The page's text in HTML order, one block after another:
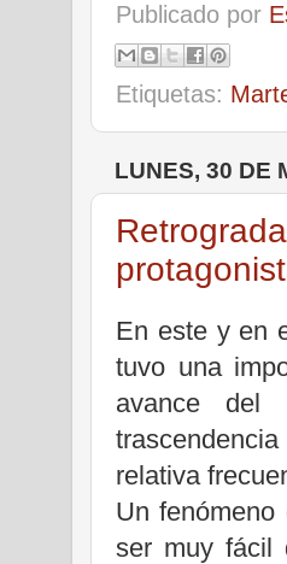
Publicado por
Etiquetas:
LUNES, 30 DE
En este y en
tuvo una
avance del
relativa
Un
ser muy fácil